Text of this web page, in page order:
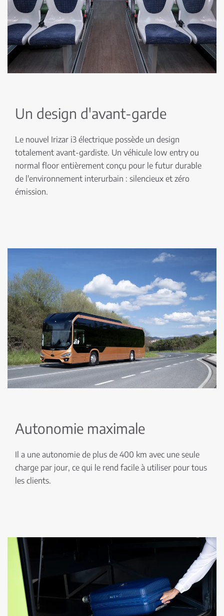
Un design d'avant-garde
Le nouvel Irizar i3 électrique possède un design
totalement avant-gardiste. Un véhicule low entry ou
normal floor entièrement conçu pour le futur durable
de l'environnement interurbain : silencieux et zéro
émission.
Autonomie maximale
Il a une autonomie de plus de 400 km avec une seule
charge par jour, ce qui le rend facile à utiliser pour tous
les clients.